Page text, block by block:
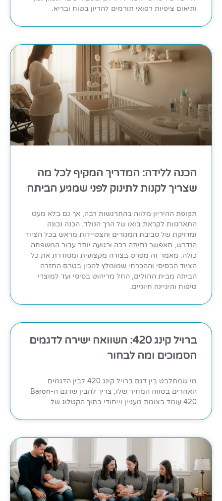
ותיאום ציפיות רפואי תורמים להריון בטוח ובריא.
הכנה ללידה: המדריך המקיף לכל מה
שצריך לקנות לתינוק לפני שמגיע הביתה
תקופת ההיריון מלווה בהתרגשות רבה, אך גם בלא מעט
התארגנות לקראת בואו של הרך הנולד. הכנה נכונה
ומדויקת של סביבת המגורים והצטיידות מראש בכל הציוד
הנדרש, תאפשר נחיתה רכה ורגועה יותר עבור המשפחה
כולה. מאמר זה מפרט בצורה מקצועית ומסודרת את כל
הציוד הבסיסי וההכרחי שמומלץ להכין בטרם החזרה
הביתה מבית החולים, החל מריהוט בסיסי ועד למוצרי
טיפוח והיגיינה חיוניים.
ברויל קינג 420: השוואה ישירה לדגמים
הסמוכים ומה לבחור
מי שמתלבט בין דגם ברויל קינג 420 לבין הדגמים
האחרים בטווח המחיר שלו, צריך להבין שדגם ה-Baron
420 עומד בצומת מעניין וייחודי בתוך הקטלוג של